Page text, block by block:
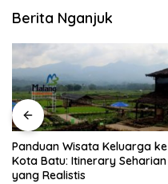
Berita Nganjuk
Panduan Wisata Keluarga ke
Kota Batu: Itinerary Seharian
yang Realistis